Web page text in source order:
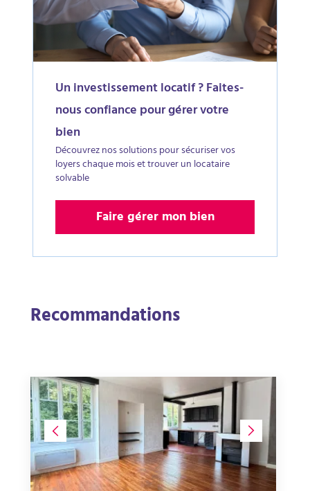
Un investissement locatif ? Faites-
nous confiance pour gérer votre
bien
Découvrez nos solutions pour sécuriser vos
loyers chaque mois et trouver un locataire
solvable
Faire gérer mon bien
Recommandations